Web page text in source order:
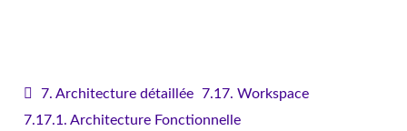
7. Architecture détaillée 7.17. Workspace
7.17.1. Architecture Fonctionnelle